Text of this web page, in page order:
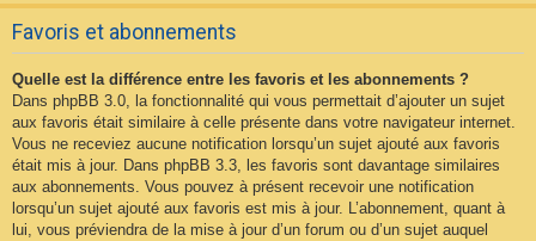
Favoris et abonnements
Quelle est la différence entre les favoris et les abonnements ?
Dans phpBB 3.0, la fonctionnalité qui vous permettait d’ajouter un sujet
aux favoris était similaire à celle présente dans votre navigateur internet.
Vous ne receviez aucune notification lorsqu’un sujet ajouté aux favoris
était mis à jour. Dans phpBB 3.3, les favoris sont davantage similaires
aux abonnements. Vous pouvez à présent recevoir une notification
lorsqu’un sujet ajouté aux favoris est mis à jour. L’abonnement, quant à
lui, vous préviendra de la mise à jour d’un forum ou d’un sujet auquel